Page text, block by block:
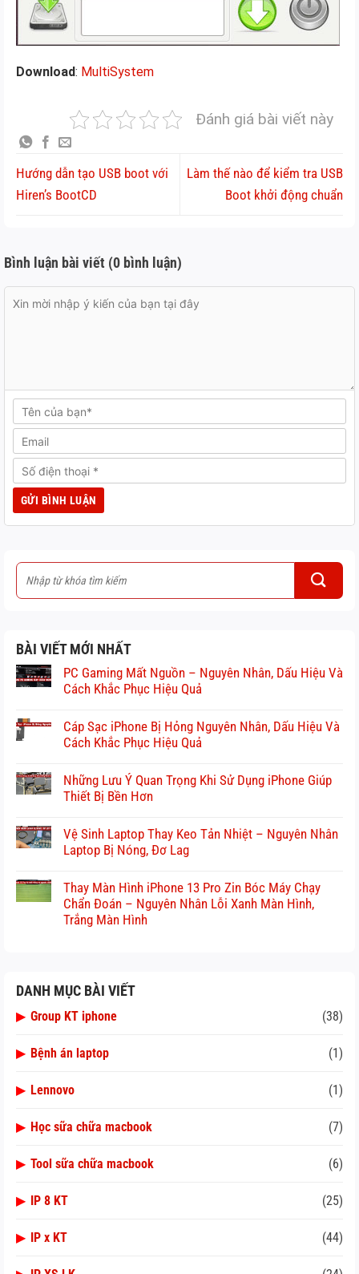
Download: MultiSystem
Đánh giá bài viết này
Hướng dẫn tạo USB boot với
Hiren’s BootCD
Làm thế nào để kiểm tra USB
Boot khởi động chuẩn
Bình luận bài viết (0 bình luận)
BÀI VIẾT MỚI NHẤT
PC Gaming Mất Nguồn – Nguyên Nhân, Dấu Hiệu Và
Cách Khắc Phục Hiệu Quả
Cáp Sạc iPhone Bị Hỏng Nguyên Nhân, Dấu Hiệu Và
Cách Khắc Phục Hiệu Quả
Những Lưu Ý Quan Trọng Khi Sử Dụng iPhone Giúp
Thiết Bị Bền Hơn
Vệ Sinh Laptop Thay Keo Tản Nhiệt – Nguyên Nhân
Laptop Bị Nóng, Đơ Lag
Thay Màn Hình iPhone 13 Pro Zin Bóc Máy Chạy
Chẩn Đoán – Nguyên Nhân Lỗi Xanh Màn Hình,
Trắng Màn Hình
DANH MỤC BÀI VIẾT
▶ Group KT iphone (38)
▶ Bệnh án laptop (1)
▶ Lennovo (1)
▶ Học sữa chữa macbook (7)
▶ Tool sữa chữa macbook (6)
▶ IP 8 KT (25)
▶ IP x KT (44)